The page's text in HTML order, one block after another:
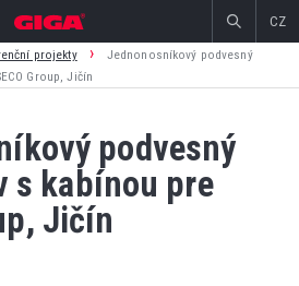
CZ
projekty ›
Jednonosníkový podvesný
Group, Jičín
podvesný
s kabínou pre
Jičín